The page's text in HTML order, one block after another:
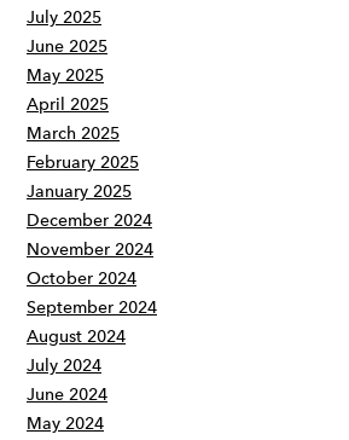
July 2025
June 2025
May 2025
April 2025
March 2025
February 2025
January 2025
December 2024
November 2024
October 2024
September 2024
August 2024
July 2024
June 2024
May 2024